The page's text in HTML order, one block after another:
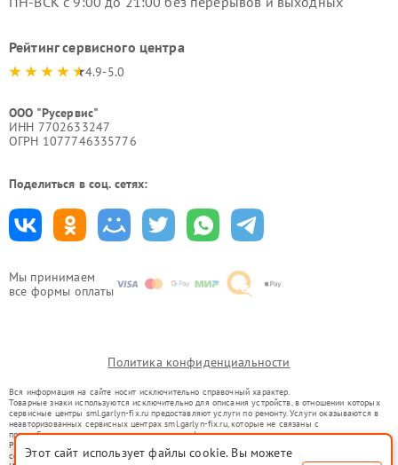
Мы принимаем
все формы оплаты
Рейтинг сервисного центра
4.9-5.0
ООО "Русервис"
ИНН 7702633247
ОГРН 1077746335776
Поделиться в соц. сетях:
Политика конфиденциальности
Вся информация на сайте носит исключительно справочный характер.
Товарные знаки используются исключительно для описания устройств, в отношении которых
сервисные центры sml.garlyn-fix.ru предоставляют услуги по ремонту. Услуги оказываются в
неавторизованных сервисных центрах sml.garlyn-fix.ru, которые не связаны с
правообладателями товарных знаков или их официальными представителями.
Ремонт осуществляется для устройств, уже введенных в гражданский оборот в соответствии
со статьей 1487 ГК РФ.
Этот сайт использует файлы cookie. Вы можете